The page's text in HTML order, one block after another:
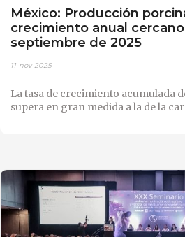
México: Producción
crecimiento anual cercano
septiembre de 2025
11-nov-2025
La tasa de crecimiento acumulada
supera en gran medida a la de la